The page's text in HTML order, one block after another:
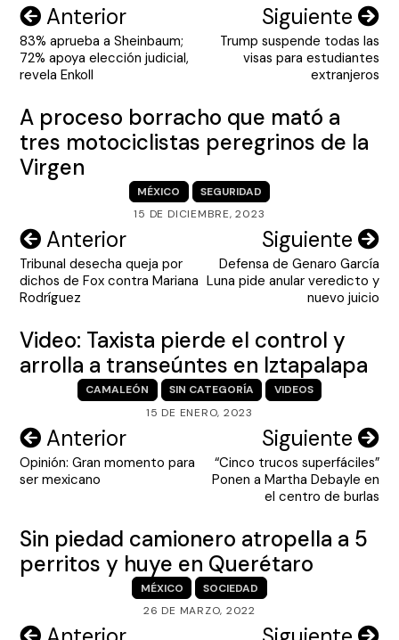
Navegación
de
entradas
Anterior
83% aprueba a Sheinbaum;
72% apoya elección judicial,
revela Enkoll
Siguiente
Trump suspende todas las
visas para estudiantes
extranjeros
A proceso borracho que mató a
tres motociclistas peregrinos de la
Virgen
MÉXICO
SEGURIDAD
15 DE DICIEMBRE, 2023
Navegación
de
entradas
Anterior
Tribunal desecha queja por
dichos de Fox contra Mariana
Rodríguez
Siguiente
Defensa de Genaro García
Luna pide anular veredicto y
nuevo juicio
Video: Taxista pierde el control y
arrolla a transeúntes en Iztapalapa
CAMALEÓN SIN CATEGORÍA
VIDEOS
15 DE ENERO, 2023
Navegación
de
Anterior
Opinión: Gran momento para
ser mexicano
Siguiente
“Cinco trucos superfáciles”
Ponen a Martha Debayle en
el centro de burlas
Sin piedad camionero atropella a 5
perritos y huye en Querétaro
MÉXICO
SOCIEDAD
26 DE MARZO, 2022